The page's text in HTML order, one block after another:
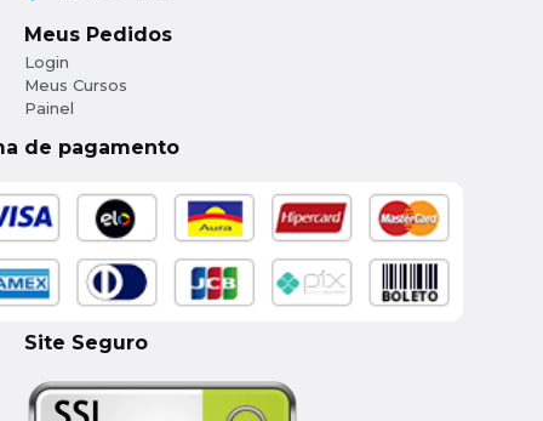
Meus Pedidos
Login
Meus Cursos
Painel
de pagamento
Site Seguro